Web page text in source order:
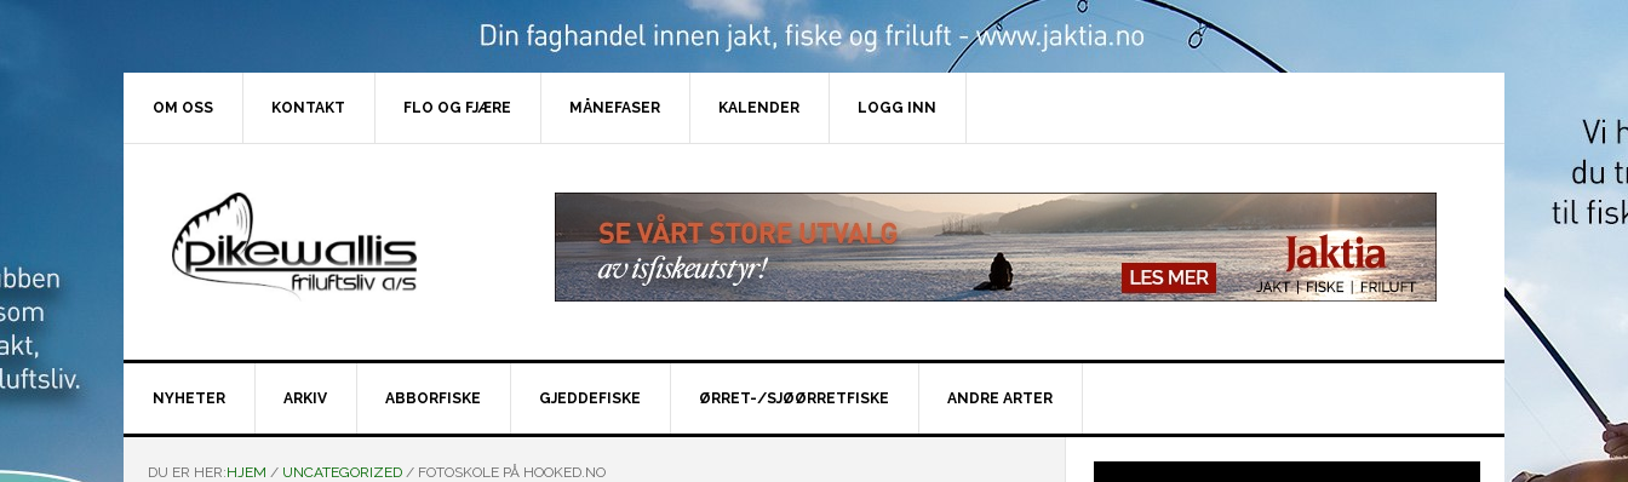
OM OSS KONTAKT FLO OG FJÆRE MÅNEFASER KALENDER LOGG INN
NYHETER ARKIV ABBORFISKE GJEDDEFISKE ØRRET-/SJØØRRETFISKE ANDRE ARTER
DU ER HER:HJEM / UNCATEGORIZED / FOTOSKOLE PÅ HOOKED.NO
Hoved